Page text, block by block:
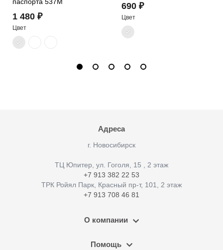
паспорта 537M
1 480 ₽
Цвет
690 ₽
Цвет
Адреса
г. Новосибирск
ТЦ Юпитер, ул. Гоголя, 15 , 2 этаж
+7 913 382 22 53
ТРК Ройял Парк, Красный пр-т, 101, 2 этаж
+7 913 708 46 81
О компании
Помощь